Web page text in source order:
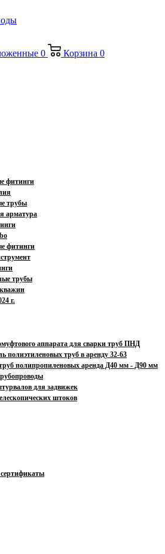
0 Корзина 0
фитинги
трубы
арматура
фитинги
трубы
г.
аппарата для сварки труб ПНД
полиэтиленовых труб в аренду 32-63
полипропиленовых аренда Д40 мм - Д90 мм
для задвижек
штоков